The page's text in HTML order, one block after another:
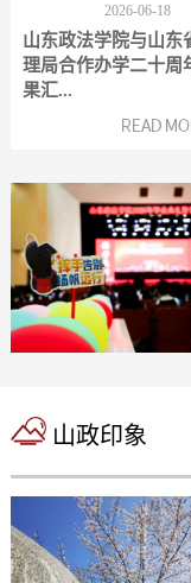
2026-06-18
山东政法学院与山东
理局合作办学二十周
果汇...
山政印象